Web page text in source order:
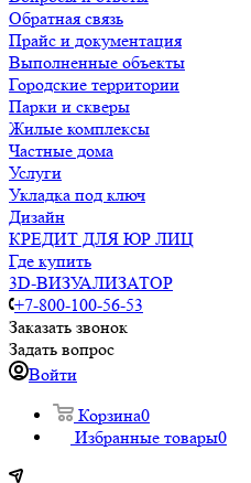
Обратная связь
Прайс и документация
Выполненные объекты
Городские территории
Парки и скверы
Жилые комплексы
Частные дома
Услуги
Укладка под ключ
Дизайн
КРЕДИТ ДЛЯ ЮР ЛИЦ
Где купить
3D-ВИЗУАЛИЗАТОР
+7-800-100-56-53
Заказать звонок
Задать вопрос
Войти
Корзина0
Избранные товары0